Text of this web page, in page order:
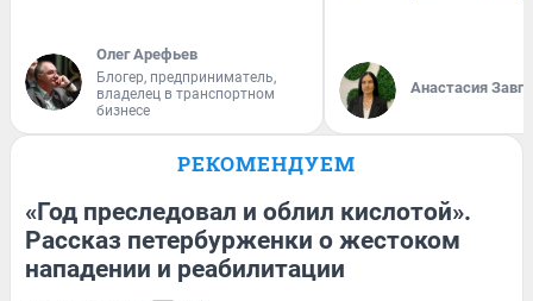
Олег Арефьев
Блогер, предприниматель,
владелец в транспортном
бизнесе
Анастасия
РЕКОМЕНДУЕМ
«Год преследовал и облил кислотой».
Рассказ петербурженки о жестоком
нападении и реабилитации